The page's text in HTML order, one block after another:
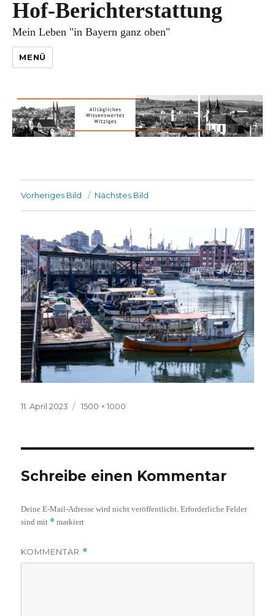
Hof-Berichterstattung
Mein Leben "in Bayern ganz oben"
MENÜ
Vorheriges Bild Nächstes Bild
Veröffentlicht
11. April 2023
Volle
1500 × 1000
Schreibe einen Kommentar
Deine E-Mail-Adresse wird nicht veröffentlicht. Erforderliche Felder
sind mit * markiert
KOMMENTAR *